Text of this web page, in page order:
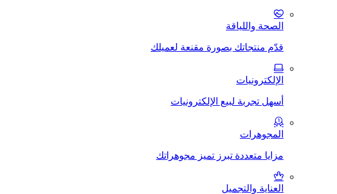
الصحة واللياقة
قدّم منتجاتك بصورة مقنعة لعميلك
الإلكترونيات
أسهل تجربة لبيع الإلكترونيات
المجوهرات
مزايا متعددة تبرز تميز مجوهراتك
العناية والتجميل